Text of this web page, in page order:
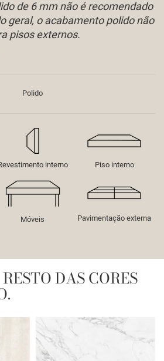
de 6 mm não é recomendado
geral, o acabamento polido não
pisos externos.
Polido
interno Piso interno
Móveis Pavimentação externa
DAS CORES